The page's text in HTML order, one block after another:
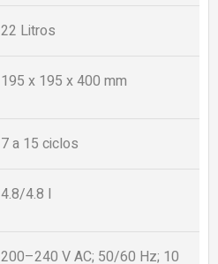
22 Litros
195 x 195 x 400 mm
7 a 15 ciclos
4.8/4.8 l
200–240 V AC; 50/60 Hz; 10